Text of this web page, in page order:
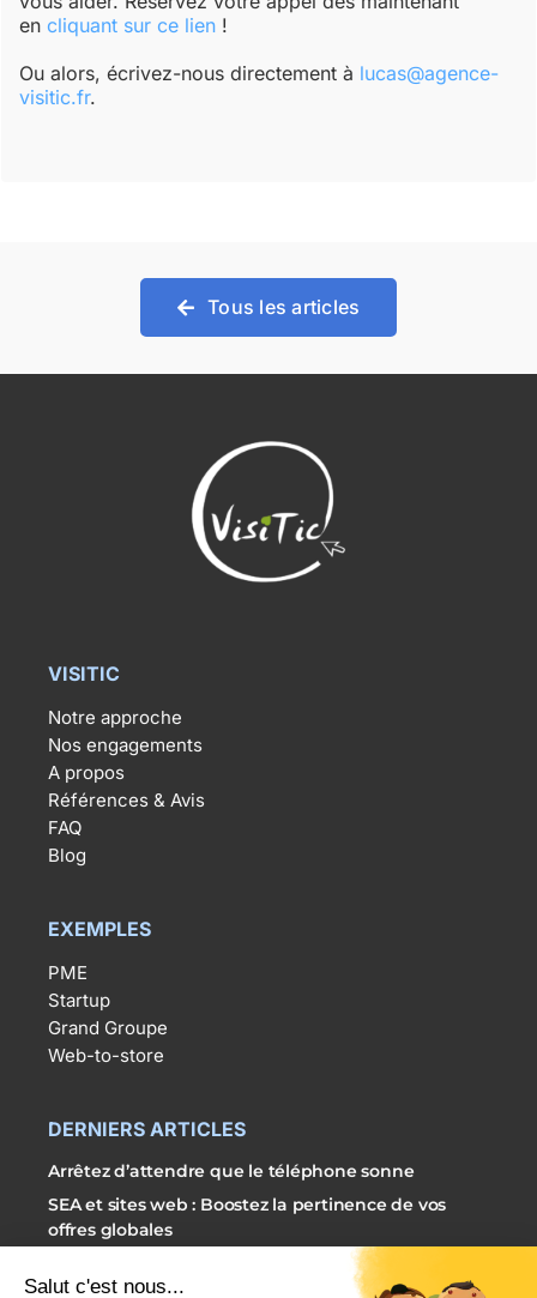
encliquant sur ce lien !
Ou alors, écrivez-nous directement à lucas@agence-
visitic.fr.
Tous les articles
VISITIC
Notre approche
Nos engagements
A propos
Références & Avis
FAQ
Blog
EXEMPLES
PME
Startup
Grand Groupe
Web-to-store
DERNIERS ARTICLES
Arrêtez d’attendre que le téléphone sonne
SEA et sites web : Boostez la pertinence de vos
offres globales
3 étapes simples pour externaliser vos campagnes
SEA